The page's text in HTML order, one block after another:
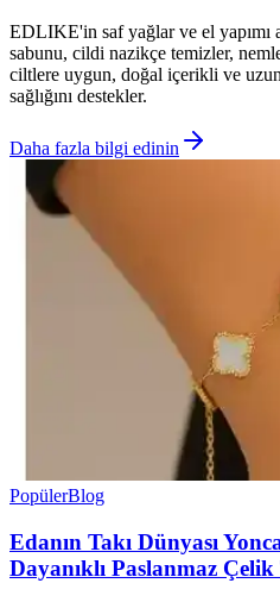
EDLIKE'in saf yağlar ve el yapımı
sabunu, cildi nazikçe temizler,
ciltlere uygun, doğal içerikli ve
sağlığını destekler.
Daha fazla bilgi edinin
PopülerBlog
Edanın Takı Dünyası
Dayanıklı Paslanmaz Çelik